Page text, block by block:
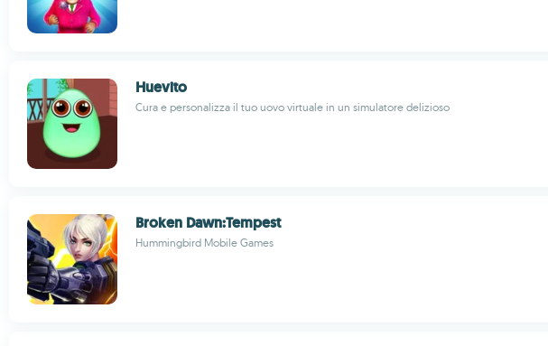
Huevito
Cura e personalizza il tuo uovo virtuale in un simulatore delizioso
Broken Dawn:Tempest
Hummingbird Mobile Games